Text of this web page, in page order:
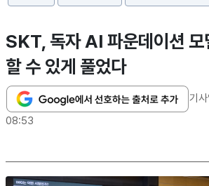
SKT, 독자 AI 파운데이션 모
할 수 있게 풀었다
기
08:53